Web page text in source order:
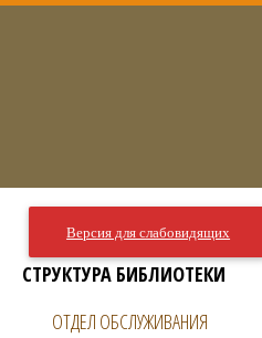
Версия для слабовидящих
СТРУКТУРА БИБЛИОТЕКИ
ОТДЕЛ ОБСЛУЖИВАНИЯ